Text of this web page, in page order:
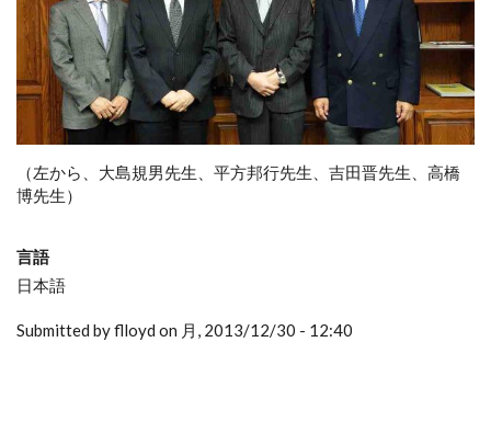
（左から、大島規男先生、平方邦行先生、吉田晋先生、高橋
博先生）
言語
日本語
Submitted by flloyd on 月, 2013/12/30 - 12:40